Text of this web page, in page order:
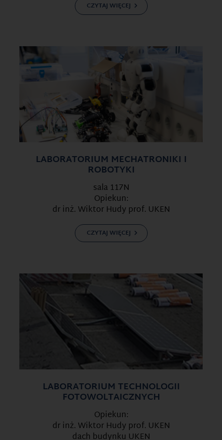
CZYTAJ WIĘCEJ
LABORATORIUM MECHATRONIKI I
ROBOTYKI
sala 117N
Opiekun:
dr inż. Wiktor Hudy prof. UKEN
CZYTAJ WIĘCEJ
LABORATORIUM TECHNOLOGII
FOTOWOLTAICZNYCH
Opiekun:
dr inż. Wiktor Hudy prof. UKEN